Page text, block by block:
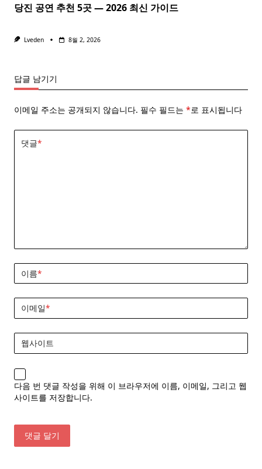
당진 공연 추천 5곳 — 2026 최신 가이드
Lveden 8월 2, 2026
답글 남기기
이메일 주소는 공개되지 않습니다. 필수 필드는 *로 표시됩니다
댓글*
이름*
이메일*
웹사이트
다음 번 댓글 작성을 위해 이 브라우저에 이름, 이메일, 그리고 웹
사이트를 저장합니다.